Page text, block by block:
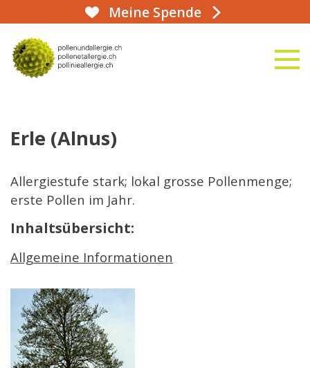
Meine Spende
aha!infoline 031 359 90 50
Erle (Alnus)
Allergiestufe stark; lokal grosse Pollenmenge;
erste Pollen im Jahr.
Inhaltsübersicht:
Allgemeine Informationen